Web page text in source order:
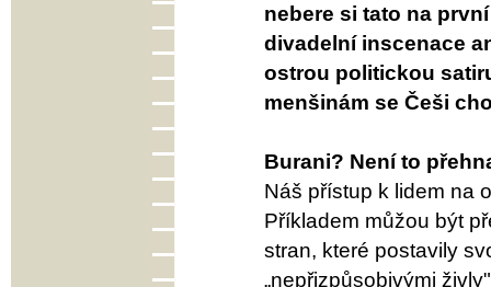
nebere si tato na
divadelní inscenace
ostrou politickou
menšinám se Češi
Burani? Není to
Náš přístup k lidem na
Příkladem můžou být
stran, které postavily
„nepřizpůsobivými